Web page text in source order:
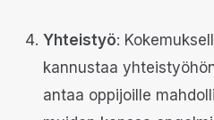
Yhteistyö:
kannustaa
antaa oppijoille